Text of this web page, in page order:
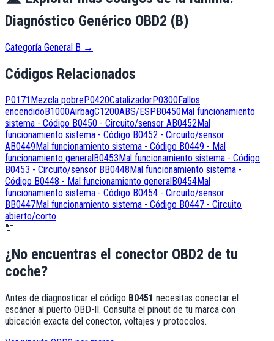
Diagnóstico Genérico OBD2 (B)
Categoría General B →
Códigos Relacionados
P0171 Mezcla pobre P0420CatalizadorP0300 Fallos
encendido B1000AirbagC1200ABS/ESP B0450 Mal funcionamiento
sistema - Código B0450 - Circuito/sensor AB0452Mal
funcionamiento sistema - Código B0452 - Circuito/sensor
AB0449 Mal funcionamiento sistema - Código B0449 - Mal
funcionamiento general B0453 Mal funcionamiento sistema - Código
B0453 - Circuito/sensor B B0448 Mal funcionamiento sistema -
Código B0448 - Mal funcionamiento general B0454Mal
funcionamiento sistema - Código B0454 - Circuito/sensor
B B0447Mal funcionamiento sistema - Código B0447 - Circuito
abierto/corto
🔌
¿No encuentras el conector OBD2 de tu
coche?
Antes de diagnosticar el código B0451 necesitas conectar el
escáner al puerto OBD-II. Consulta el pinout de tu marca con
ubicación exacta del conector, voltajes y protocolos.